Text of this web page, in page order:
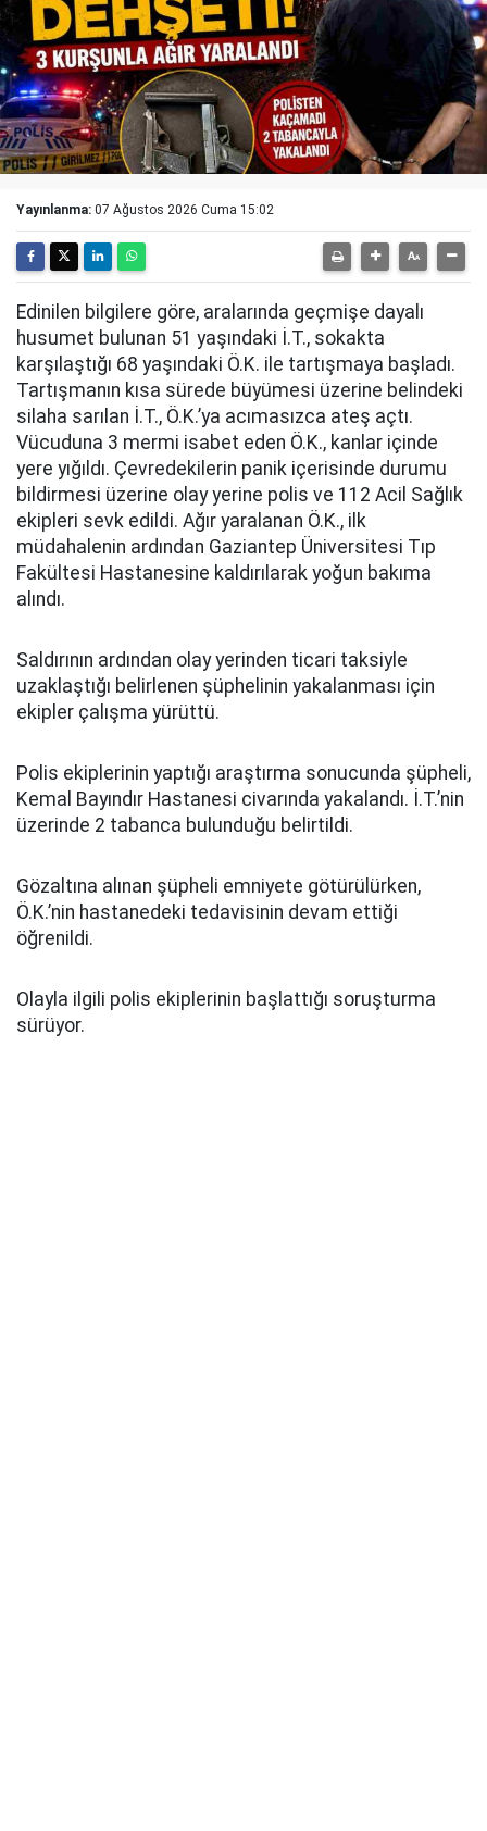
Yayınlanma: 07 Ağustos 2026 Cuma 15:02
Edinilen bilgilere göre, aralarında geçmişe dayalı
husumet bulunan 51 yaşındaki İ.T., sokakta
karşılaştığı 68 yaşındaki Ö.K. ile tartışmaya başladı.
Tartışmanın kısa sürede büyümesi üzerine belindeki
silaha sarılan İ.T., Ö.K.’ya acımasızca ateş açtı.
Vücuduna 3 mermi isabet eden Ö.K., kanlar içinde
yere yığıldı. Çevredekilerin panik içerisinde durumu
bildirmesi üzerine olay yerine polis ve 112 Acil Sağlık
ekipleri sevk edildi. Ağır yaralanan Ö.K., ilk
müdahalenin ardından Gaziantep Üniversitesi Tıp
Fakültesi Hastanesine kaldırılarak yoğun bakıma
alındı.
Saldırının ardından olay yerinden ticari taksiyle
uzaklaştığı belirlenen şüphelinin yakalanması için
ekipler çalışma yürüttü.
Polis ekiplerinin yaptığı araştırma sonucunda şüpheli,
Kemal Bayındır Hastanesi civarında yakalandı. İ.T.’nin
üzerinde 2 tabanca bulunduğu belirtildi.
Gözaltına alınan şüpheli emniyete götürülürken,
Ö.K.’nin hastanedeki tedavisinin devam ettiği
öğrenildi.
Olayla ilgili polis ekiplerinin başlattığı soruşturma
sürüyor.